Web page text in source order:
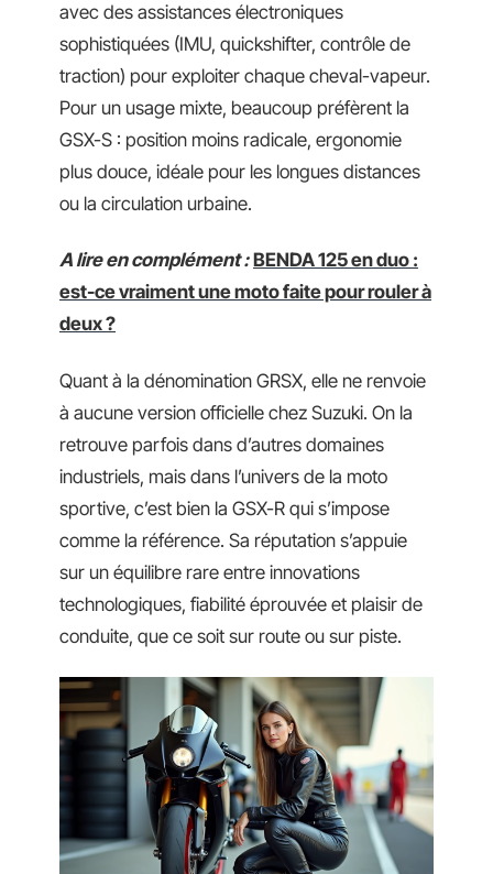
avec des assistances électroniques
sophistiquées (IMU, quickshifter, contrôle de
traction) pour exploiter chaque cheval-vapeur.
Pour un usage mixte, beaucoup préfèrent la
GSX-S : position moins radicale, ergonomie
plus douce, idéale pour les longues distances
ou la circulation urbaine.
A lire en complément : BENDA 125 en duo :
est-ce vraiment une moto faite pour rouler à
deux ?
Quant à la dénomination GRSX, elle ne renvoie
à aucune version officielle chez Suzuki. On la
retrouve parfois dans d’autres domaines
industriels, mais dans l’univers de la moto
sportive, c’est bien la GSX-R qui s’impose
comme la référence. Sa réputation s’appuie
sur un équilibre rare entre innovations
technologiques, fiabilité éprouvée et plaisir de
conduite, que ce soit sur route ou sur piste.